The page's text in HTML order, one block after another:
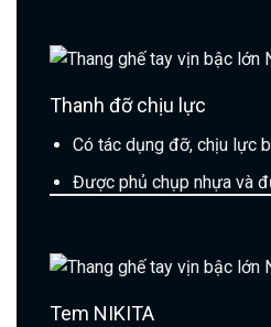
Thanh đỡ chịu lực
Có tác dụng đỡ, chịu lực
Được phủ chụp nhựa và
Tem NIKITA